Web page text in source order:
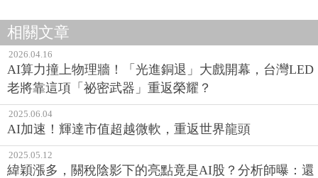
相關文章
2026.04.16
AI算力撞上物理牆！「光進銅退」大戲開幕，台灣LED
老將靠這項「祕密武器」重返榮耀？
2025.06.04
AI加速！輝達市值超越微軟，重返世界龍頭
2025.05.12
緯穎漲多，關稅陰影下的亮點竟是AI股？分析師曝：還